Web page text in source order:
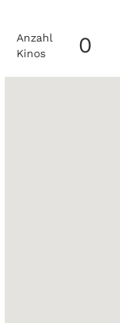
Anzahl
Kinos
0